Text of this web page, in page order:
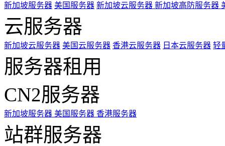
新加坡服务器 美国服务器 新加坡云服务器 新加坡高防服务器
云服务器
新加坡云服务器 美国云服务器 香港云服务器 日本云服务器 轻
服务器租用
CN2服务器
新加坡服务器 美国服务器 香港服务器
站群服务器